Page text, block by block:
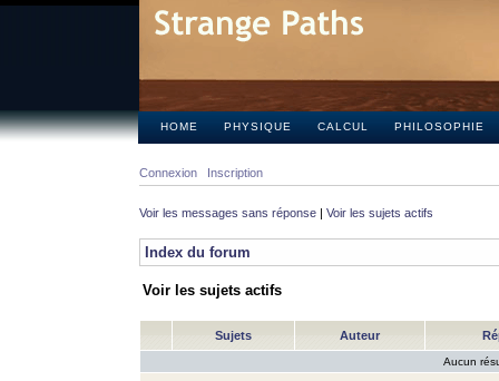
HOME PHYSIQUE CALCUL PHILOSOPHIE
Connexion Inscription
Voir les messages sans réponse | Voir les sujets actifs
Index du forum
Voir les sujets actifs
Sujets Auteur
Aucun